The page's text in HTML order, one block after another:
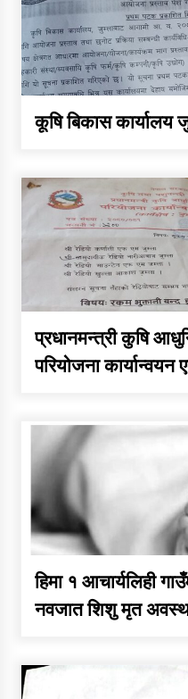
कूषि बिकास कार्यालय
प्रधानमन्त्री कुषि
परियोजना
हिमा १ आचार्यलिही
नवजात शिशु मृत